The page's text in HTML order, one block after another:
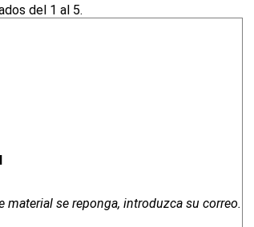
del 1 al 5.
se reponga, introduzca su correo.